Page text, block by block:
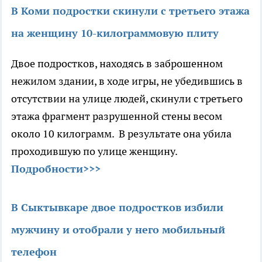
В Коми подростки скинули с третьего этажа
на женщину 10-килограммовую плиту
Двое подростков, находясь в заброшенном
нежилом здании, в ходе игры, не убедившись в
отсутствии на улице людей, скинули с третьего
этажа фрагмент разрушенной стены весом
около 10 килограмм. В результате она убила
проходившую по улице женщину.
Подробности>>>
В Сыктывкаре двое подростков избили
мужчину и отобрали у него мобильный
телефон